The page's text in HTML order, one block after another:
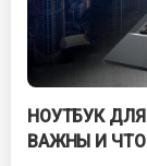
НОУТБУК
ВАЖНЫ И ЧТО